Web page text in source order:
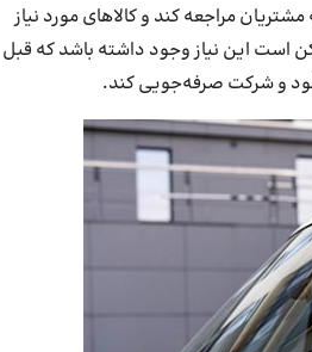
مراجعه کند و کالاهای مورد نیاز
است این نیاز وجود داشته باشد که قبل
خود و شرکت صرفه‌جویی کند.